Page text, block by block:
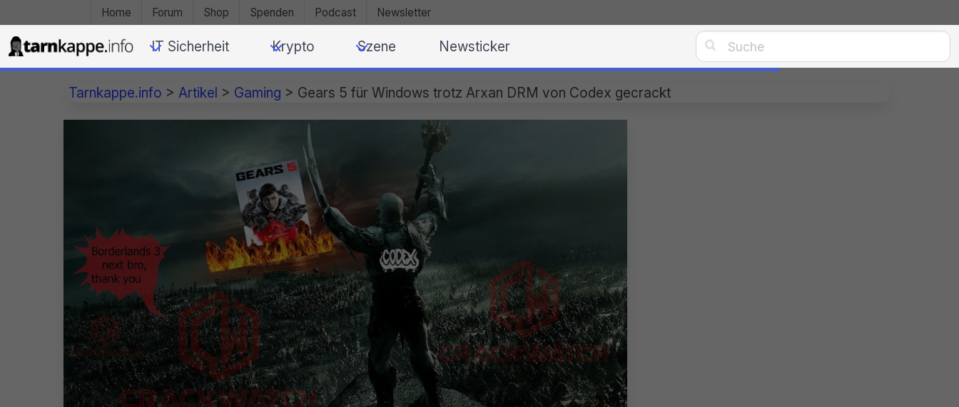
Home Forum Shop Spenden Podcast Newsletter
IT Sicherheit Krypto Szene Newsticker 
Tarnkappe.info > Artikel > Gaming > Gears 5 für Windows trotz Arxan DRM von Codex gecrackt